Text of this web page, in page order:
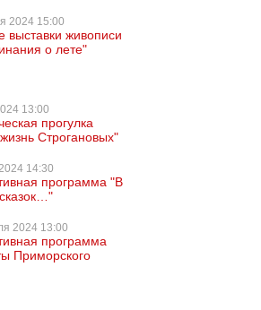
2024 15:00
выставки живописи
о лете"
13:00
прогулка
Строгановых"
14:30
программа "В
2024 13:00
программа
Приморского